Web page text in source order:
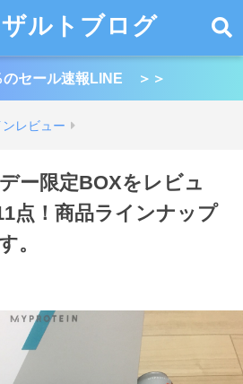
ザルトブログ
のセール速報LINE ＞＞
レビュー
ー限定BOXをレビュ
点！商品ラインナップ
。